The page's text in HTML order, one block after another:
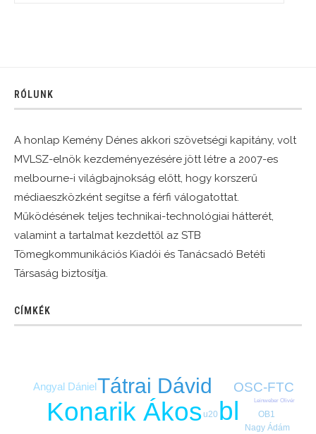
RÓLUNK
A honlap Kemény Dénes akkori szövetségi kapitány, volt
MVLSZ-elnök kezdeményezésére jött létre a 2007-es
melbourne-i világbajnokság előtt, hogy korszerű
médiaeszközként segítse a férfi válogatottat.
Működésének teljes technikai-technológiai hátterét,
valamint a tartalmat kezdettől az STB
Tömegkommunikációs Kiadói és Tanácsadó Betéti
Társaság biztosítja.
CÍMKÉK
bl
Konarik Ákos
Tátrai Dávid OSC-FTC
Angyal Dániel
Nagy Ádám
OB1
u20
Leinweber Olivér